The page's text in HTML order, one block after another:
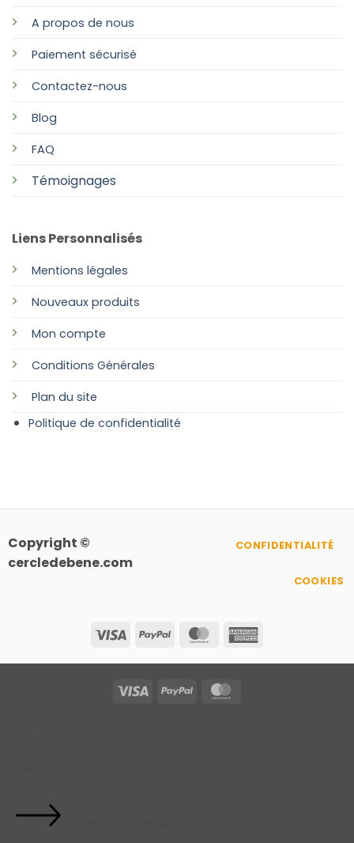
A propos de nous
Paiement sécurisé
Contactez-nous
Blog
FAQ
Témoignages
Liens Personnalisés
Mentions légales
Nouveaux produits
Mon compte
Conditions Générales
Plan du site
Politique de confidentialité
Copyright ©
cercledebene.com
Visa PayPal MasterCard
CONFIDENTIALITÉ
COOKIES
Visa PayPal